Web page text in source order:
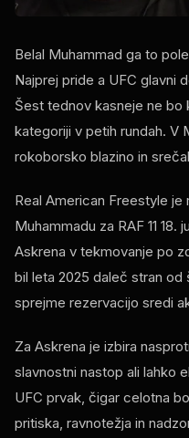
Belal Muhammad ga to
Najprej pride a UFC glavni
Šest tednov kasneje ne bo
kategoriji v petih rundah. V
rokoborsko blazino in
Real American Freestyle je
Muhammadu za RAF 11 18.
Askrena v tekmovanje po
bil leta 2025 daleč stran
sprejme rezervacijo sredi
Za Askrena je izbira
slavnostni nastop ali lahko
UFC prvak, čigar celotna
pritiska, ravnotežja in